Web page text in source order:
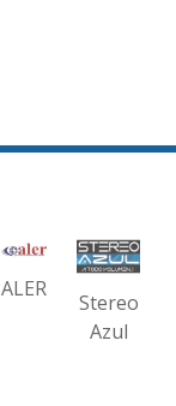
ALER
Stereo
Azul